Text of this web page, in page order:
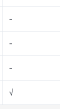
-
-
-
√